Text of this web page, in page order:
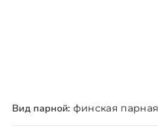
Вид парной: финская парная